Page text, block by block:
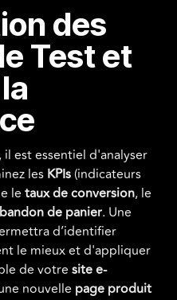
des
Test et
est essentiel d'analyser
les KPIs (indicateurs
le taux de conversion, le
de panier. Une
d’identifier
le mieux et d'appliquer
de votre site e-
nouvelle page produit